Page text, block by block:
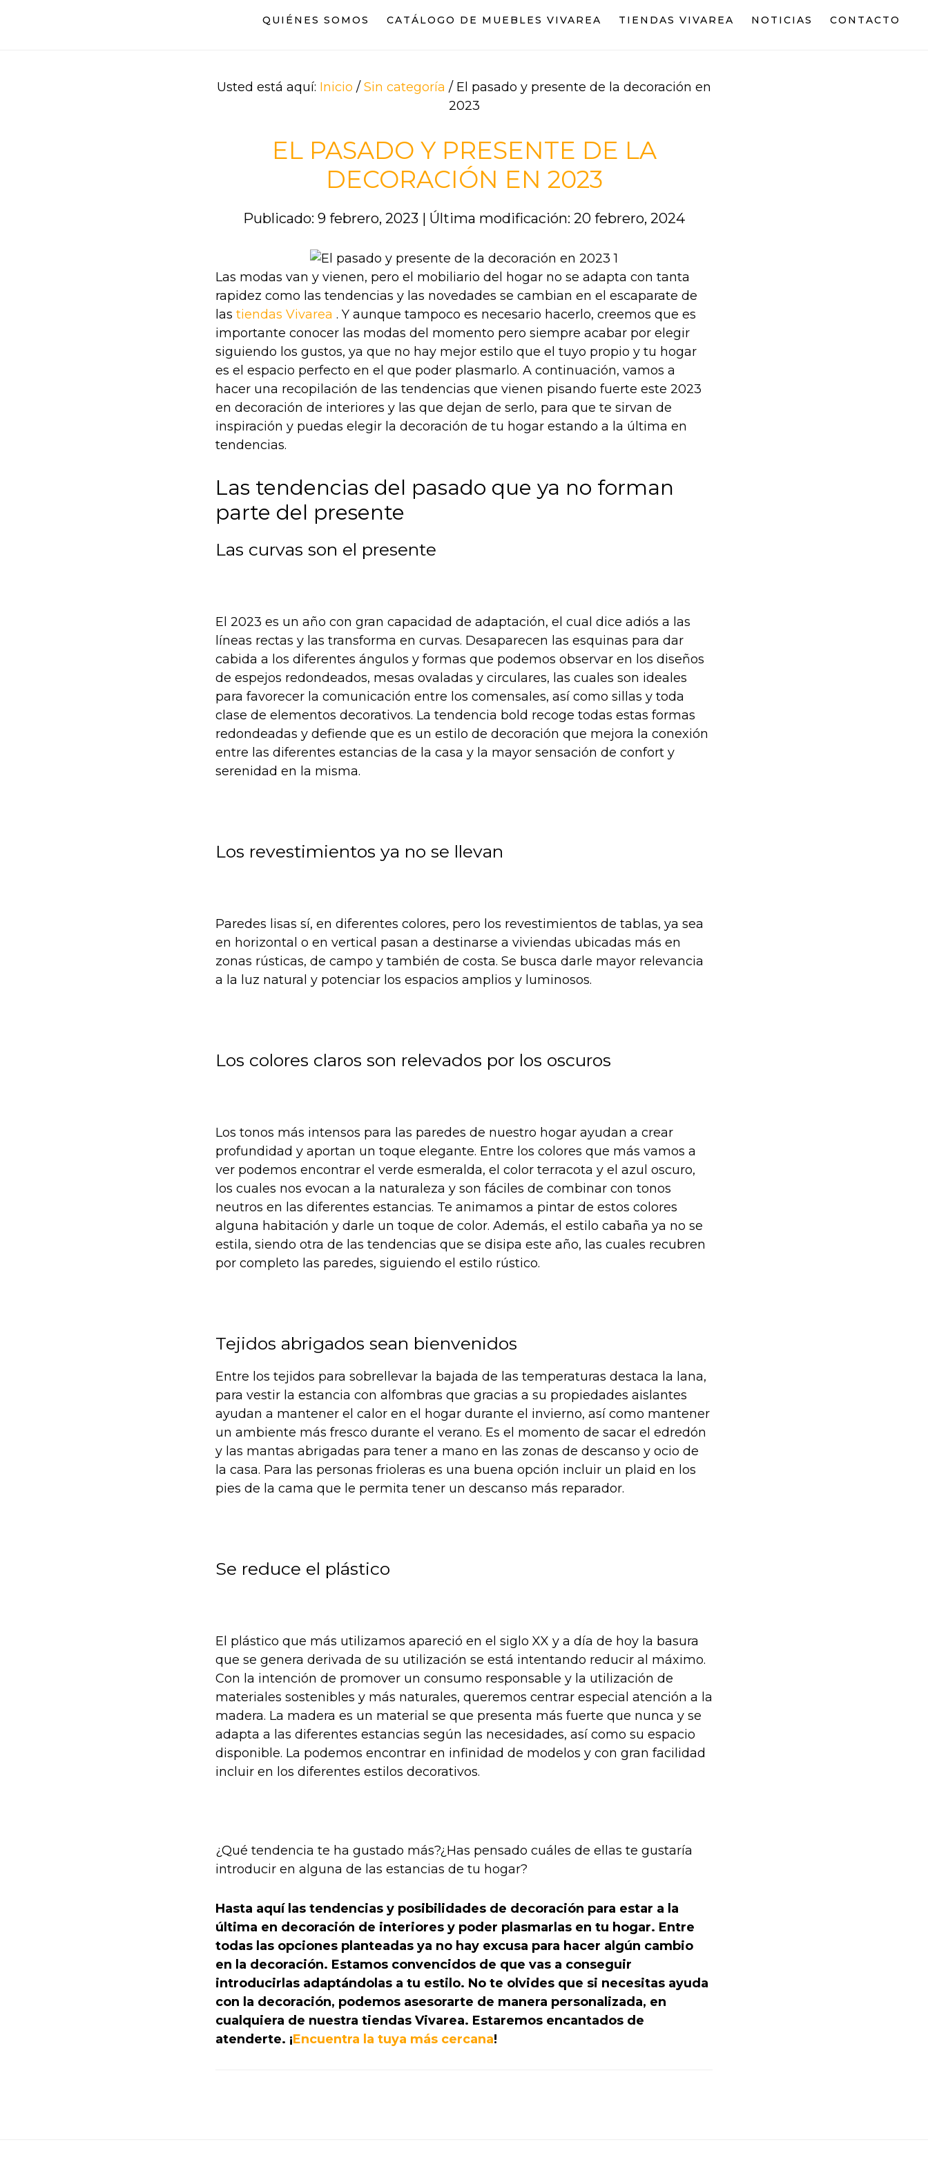
QUIÉNES SOMOS CATÁLOGO DE MUEBLES VIVAREA TIENDAS VIVAREA NOTICIAS CONTACTO
Usted está aquí: Inicio / Sin categoría / El pasado y presente de la decoración en
2023
EL PASADO Y PRESENTE DE LA
DECORACIÓN EN 2023
Publicado: 9 febrero, 2023 | Última modificación: 20 febrero, 2024
Las modas van y vienen, pero el mobiliario del hogar no se adapta con tanta
rapidez como las tendencias y las novedades se cambian en el escaparate de
las tiendas Vivarea . Y aunque tampoco es necesario hacerlo, creemos que es
importante conocer las modas del momento pero siempre acabar por elegir
siguiendo los gustos, ya que no hay mejor estilo que el tuyo propio y tu hogar
es el espacio perfecto en el que poder plasmarlo. A continuación, vamos a
hacer una recopilación de las tendencias que vienen pisando fuerte este 2023
en decoración de interiores y las que dejan de serlo, para que te sirvan de
inspiración y puedas elegir la decoración de tu hogar estando a la última en
tendencias.
Las tendencias del pasado que ya no forman
parte del presente
Las curvas son el presente
El 2023 es un año con gran capacidad de adaptación, el cual dice adiós a las
líneas rectas y las transforma en curvas. Desaparecen las esquinas para dar
cabida a los diferentes ángulos y formas que podemos observar en los diseños
de espejos redondeados, mesas ovaladas y circulares, las cuales son ideales
para favorecer la comunicación entre los comensales, así como sillas y toda
clase de elementos decorativos. La tendencia bold recoge todas estas formas
redondeadas y defiende que es un estilo de decoración que mejora la conexión
entre las diferentes estancias de la casa y la mayor sensación de confort y
serenidad en la misma.
Los revestimientos ya no se llevan
Paredes lisas sí, en diferentes colores, pero los revestimientos de tablas, ya sea
en horizontal o en vertical pasan a destinarse a viviendas ubicadas más en
zonas rústicas, de campo y también de costa. Se busca darle mayor relevancia
a la luz natural y potenciar los espacios amplios y luminosos.
Los colores claros son relevados por los oscuros
Los tonos más intensos para las paredes de nuestro hogar ayudan a crear
profundidad y aportan un toque elegante. Entre los colores que más vamos a
ver podemos encontrar el verde esmeralda, el color terracota y el azul oscuro,
los cuales nos evocan a la naturaleza y son fáciles de combinar con tonos
neutros en las diferentes estancias. Te animamos a pintar de estos colores
alguna habitación y darle un toque de color. Además, el estilo cabaña ya no se
estila, siendo otra de las tendencias que se disipa este año, las cuales recubren
por completo las paredes, siguiendo el estilo rústico.
Tejidos abrigados sean bienvenidos
Entre los tejidos para sobrellevar la bajada de las temperaturas destaca la lana,
para vestir la estancia con alfombras que gracias a su propiedades aislantes
ayudan a mantener el calor en el hogar durante el invierno, así como mantener
un ambiente más fresco durante el verano. Es el momento de sacar el edredón
y las mantas abrigadas para tener a mano en las zonas de descanso y ocio de
la casa. Para las personas frioleras es una buena opción incluir un plaid en los
pies de la cama que le permita tener un descanso más reparador.
Se reduce el plástico
El plástico que más utilizamos apareció en el siglo XX y a día de hoy la basura
que se genera derivada de su utilización se está intentando reducir al máximo.
Con la intención de promover un consumo responsable y la utilización de
materiales sostenibles y más naturales, queremos centrar especial atención a la
madera. La madera es un material se que presenta más fuerte que nunca y se
adapta a las diferentes estancias según las necesidades, así como su espacio
disponible. La podemos encontrar en infinidad de modelos y con gran facilidad
incluir en los diferentes estilos decorativos.
¿Qué tendencia te ha gustado más?¿Has pensado cuáles de ellas te gustaría
introducir en alguna de las estancias de tu hogar?
Hasta aquí las tendencias y posibilidades de decoración para estar a la
última en decoración de interiores y poder plasmarlas en tu hogar. Entre
todas las opciones planteadas ya no hay excusa para hacer algún cambio
en la decoración. Estamos convencidos de que vas a conseguir
introducirlas adaptándolas a tu estilo. No te olvides que si necesitas ayuda
con la decoración, podemos asesorarte de manera personalizada, en
cualquiera de nuestra tiendas Vivarea. Estaremos encantados de
atenderte. ¡Encuentra la tuya más cercana!